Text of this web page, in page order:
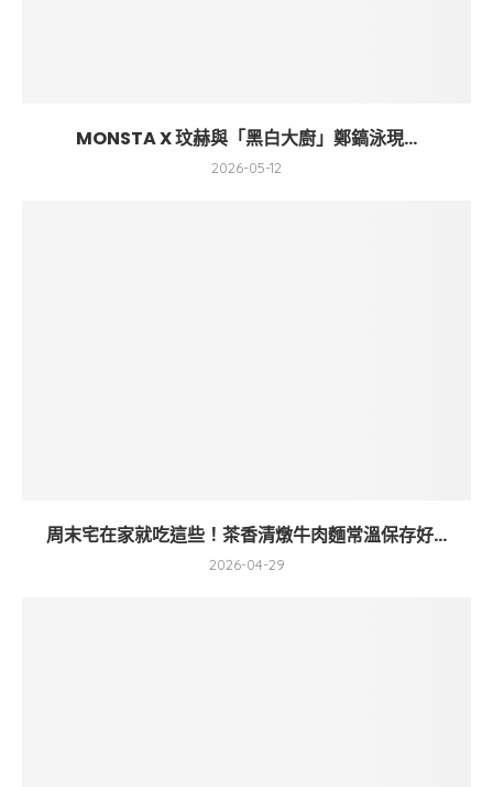
MONSTA X 玟赫與「黑白大廚」鄭鎬泳現...
2026-05-12
周末宅在家就吃這些！茶香清燉牛肉麵常溫保存好...
2026-04-29